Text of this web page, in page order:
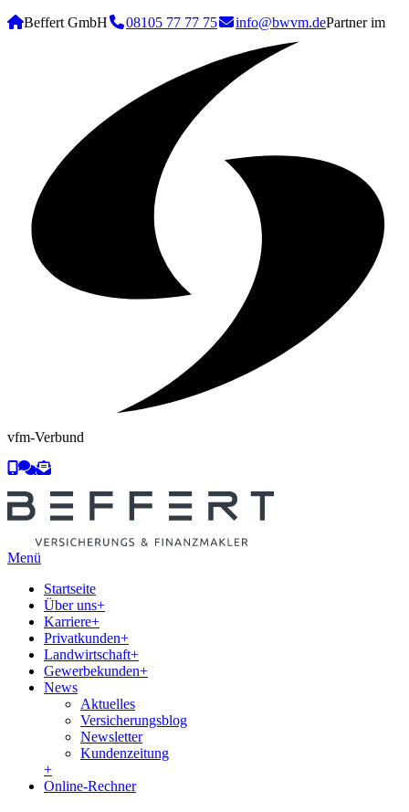
Beffert GmbH 08105 77 77 75 info@bwvm.dePartner im
vfm-Verbund
Menü
Startseite
Über uns+
Karriere+
Privatkunden+
Landwirtschaft+
Gewerbekunden+
News
Aktuelles
Versicherungsblog
Newsletter
Kundenzeitung
+
Online-Rechner